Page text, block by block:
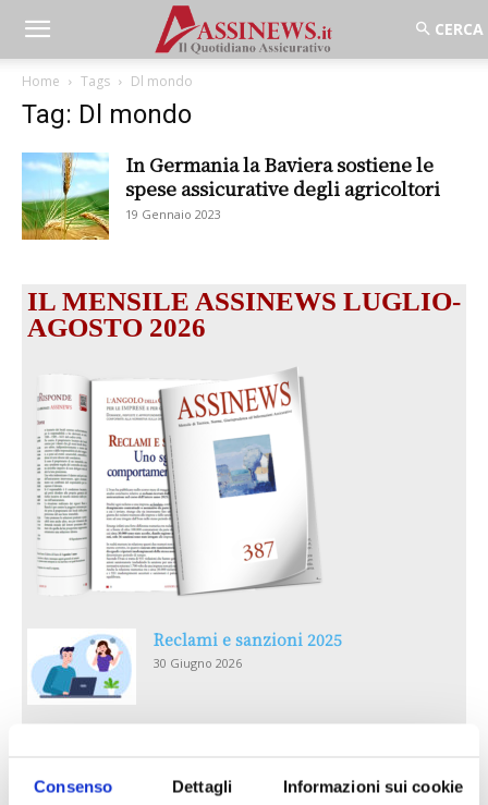
Consenso Dettagli Informazioni sui cookie
Home Tags Dl mondo
Tag: Dl mondo
In Germania la Baviera sostiene le
spese assicurative degli agricoltori
19 Gennaio 2023
IL MENSILE ASSINEWS LUGLIO-
AGOSTO 2026
Reclami e sanzioni 2025
30 Giugno 2026
30 Giugno 2026